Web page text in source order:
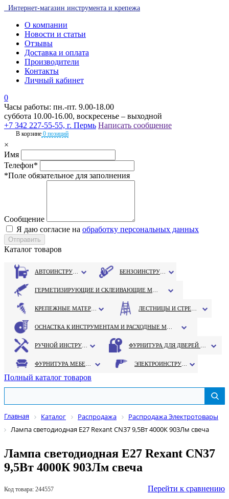
Интернет-магазин инструмента и крепежа
О компании
Новости и статьи
Отзывы
Доставка и оплата
Производители
Контакты
Личный кабинет
0
Часы работы: пн.-пт. 9.00-18.00
суббота 10.00-16.00, воскресенье – выходной
+7 342 227-55-55, г. Пермь Написать сообщение
В корзине 0 позиций
×
Имя
Телефон*
*Поле обязательное для заполнения
Сообщение
Я даю согласие на обработку персональных данных
Каталог товаров
Полный каталог товаров
Главная Каталог Распродажа
Распродажа Электротовары
Лампа светодиодная Е27 Rexant CN37 9,5Вт 4000К 903Лм свеча
Лампа светодиодная Е27 Rexant CN37
9,5Вт 4000К 903Лм свеча
Код товара: 244557 Перейти к сравнению